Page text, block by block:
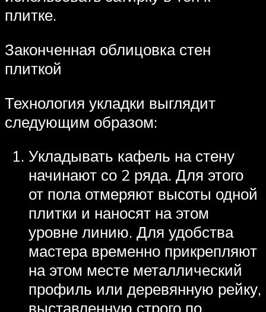
плитке.
Законченная облицовка стен
плиткой
Технология укладки выглядит
следующим образом:
Укладывать кафель на стену
начинают со 2 ряда. Для этого
от пола отмеряют высоты одной
плитки и наносят на этом
уровне линию. Для удобства
мастера временно прикрепляют
на этом месте металлический
профиль или деревянную рейку,
выставленную строго по